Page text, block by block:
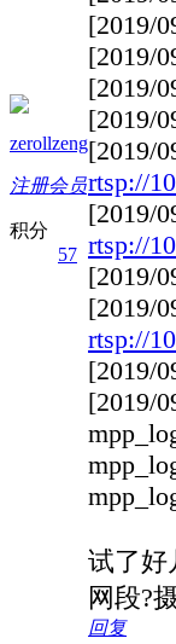
zerollzeng
注册会员
积分
57
[2019/
[2019/
[2019/
[2019/
[2019/
rtsp://
[2019/
rtsp://
[2019/
[2019/
rtsp://
[2019/
[2019/
试了好
网段?
回复